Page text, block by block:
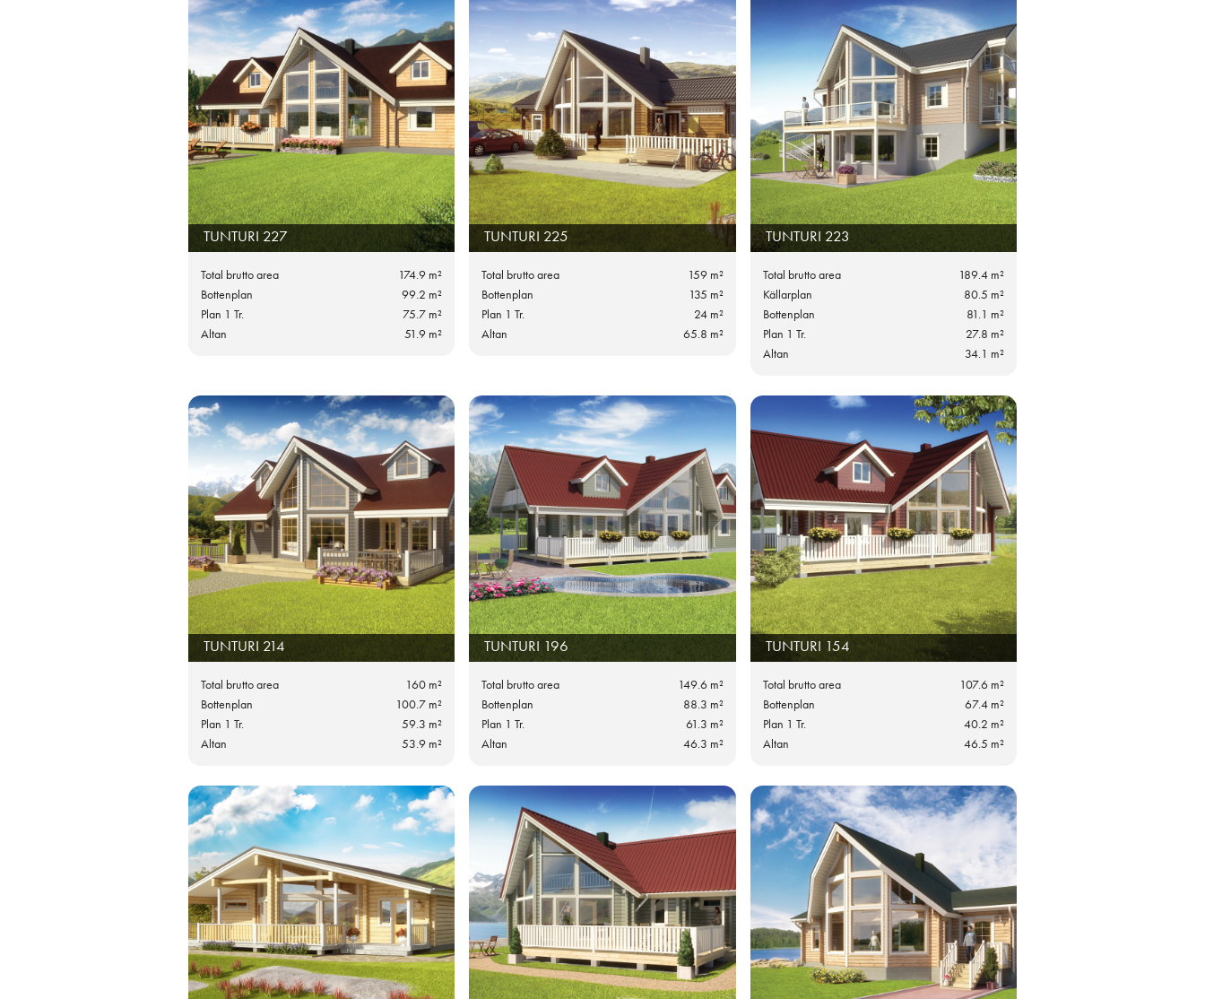
TUNTURI 227
Total brutto area
174.9 m²
Bottenplan
99.2 m²
Plan 1 Tr.
75.7 m²
Altan
51.9 m²
TUNTURI 225
Total brutto area
159 m²
Bottenplan
135 m²
Plan 1 Tr.
24 m²
Altan
65.8 m²
TUNTURI 223
Total brutto area
189.4 m²
Källarplan
80.5 m²
Bottenplan
81.1 m²
Plan 1 Tr.
27.8 m²
Altan
34.1 m²
TUNTURI 214
Total brutto area
160 m²
Bottenplan
100.7 m²
Plan 1 Tr.
59.3 m²
Altan
53.9 m²
TUNTURI 196
Total brutto area
149.6 m²
Bottenplan
88.3 m²
Plan 1 Tr.
61.3 m²
Altan
46.3 m²
TUNTURI 154
Total brutto area
107.6 m²
Bottenplan
67.4 m²
Plan 1 Tr.
40.2 m²
Altan
46.5 m²